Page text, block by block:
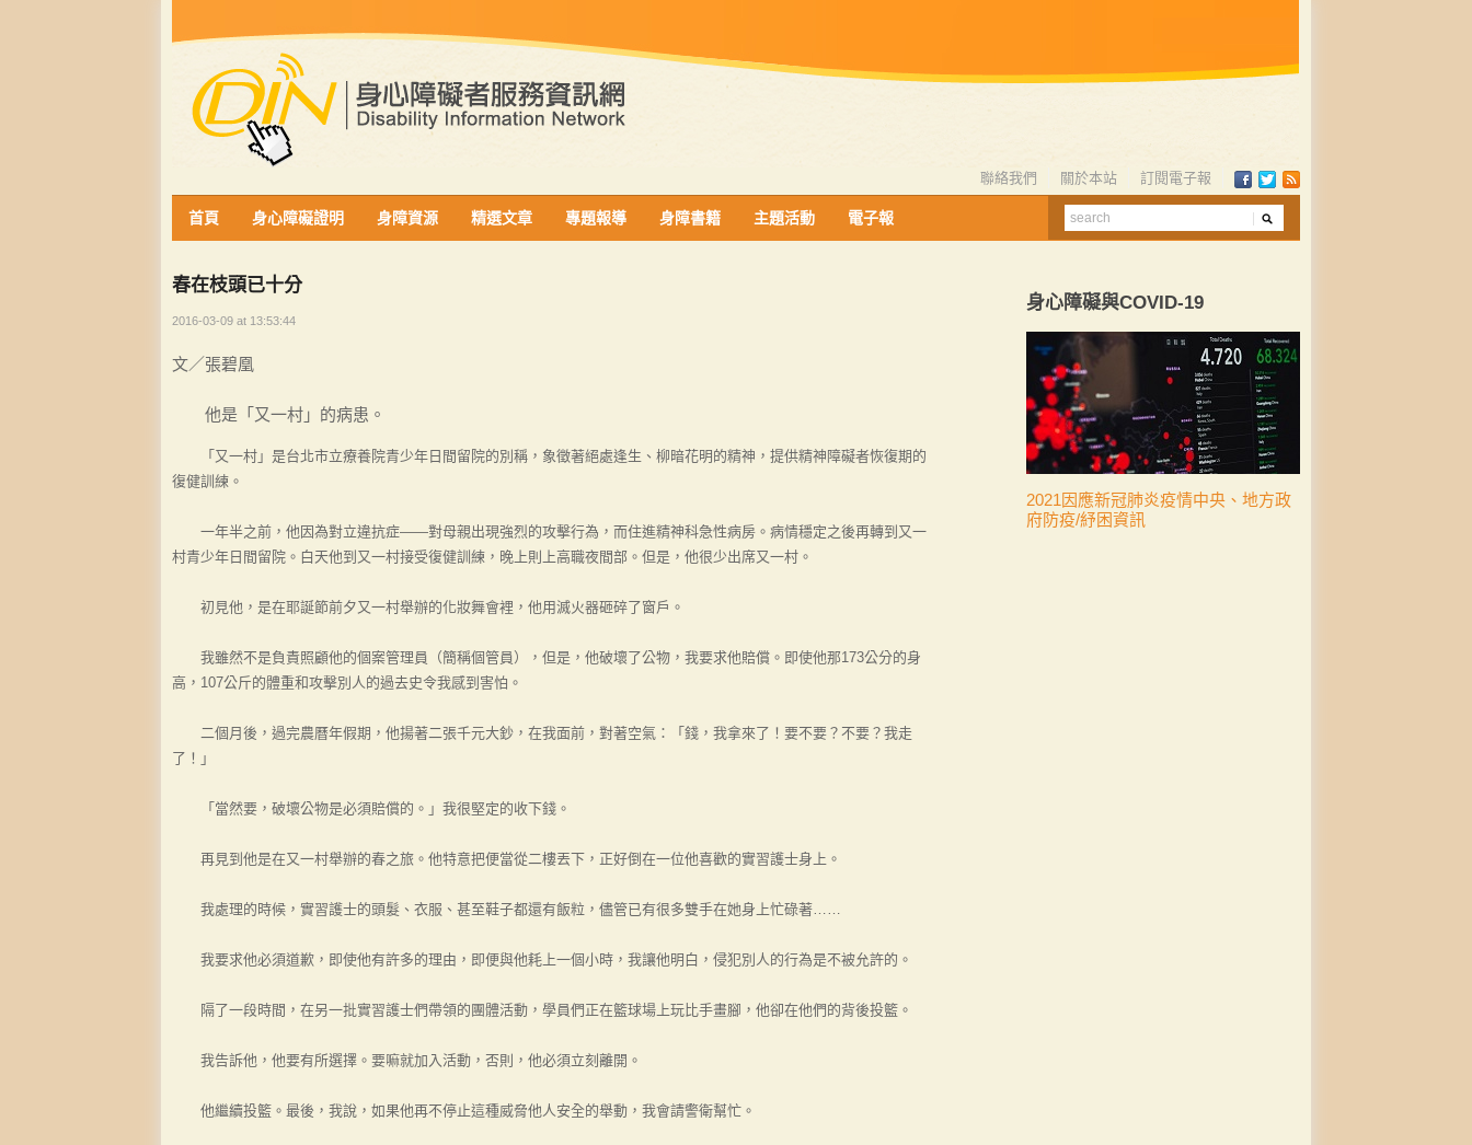
聯絡我們 關於本站 訂閱電子報
首頁 身心障礙證明 身障資源 精選文章 專題報導 身障書籍 主題活動 電子報
春在枝頭已十分
2016-03-09 at 13:53:44
文／張碧凰
他是「又一村」的病患。
「又一村」是台北市立療養院青少年日間留院的別稱，象徵著絕處逢生、柳暗花明的精神，提供精神障礙者恢復期的
復健訓練。
一年半之前，他因為對立違抗症——對母親出現強烈的攻擊行為，而住進精神科急性病房。病情穩定之後再轉到又一
村青少年日間留院。白天他到又一村接受復健訓練，晚上則上高職夜間部。但是，他很少出席又一村。
初見他，是在耶誕節前夕又一村舉辦的化妝舞會裡，他用滅火器砸碎了窗戶。
我雖然不是負責照顧他的個案管理員（簡稱個管員），但是，他破壞了公物，我要求他賠償。即使他那173公分的身
高，107公斤的體重和攻擊別人的過去史令我感到害怕。
二個月後，過完農曆年假期，他揚著二張千元大鈔，在我面前，對著空氣：「錢，我拿來了！要不要？不要？我走
了！」
「當然要，破壞公物是必須賠償的。」我很堅定的收下錢。
再見到他是在又一村舉辦的春之旅。他特意把便當從二樓丟下，正好倒在一位他喜歡的實習護士身上。
我處理的時候，實習護士的頭髮、衣服、甚至鞋子都還有飯粒，儘管已有很多雙手在她身上忙碌著……
我要求他必須道歉，即使他有許多的理由，即便與他耗上一個小時，我讓他明白，侵犯別人的行為是不被允許的。
隔了一段時間，在另一批實習護士們帶領的團體活動，學員們正在籃球場上玩比手畫腳，他卻在他們的背後投籃。
我告訴他，他要有所選擇。要嘛就加入活動，否則，他必須立刻離開。
他繼續投籃。最後，我說，如果他再不停止這種威脅他人安全的舉動，我會請警衛幫忙。
身心障礙與COVID-19
2021因應新冠肺炎疫情中央、地方政
府防疫/紓困資訊